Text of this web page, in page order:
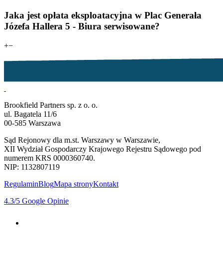
Jaka jest opłata eksploatacyjna w Plac Generała
Józefa Hallera 5 - Biura serwisowane?
+−
Brookfield Partners sp. z o. o.
ul. Bagatela 11/6
00-585 Warszawa
Sąd Rejonowy dla m.st. Warszawy w Warszawie,
XII Wydział Gospodarczy Krajowego Rejestru Sądowego pod
numerem KRS 0000360740.
NIP: 1132807119
RegulaminBlogMapa stronyKontakt
4.3/5 Google Opinie